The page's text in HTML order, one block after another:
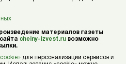
материалов газеты
chelny-izvest.ru возможно
для персонализации сервисов и